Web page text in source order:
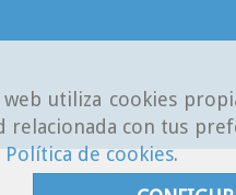
web utiliza cookies
relacionada con tus
Política de cookies.